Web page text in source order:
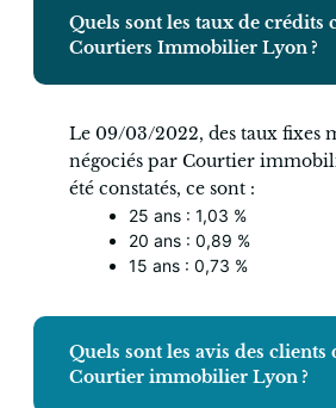
Quels sont les taux de crédits
Courtiers Immobilier Lyon ?
Le 09/03/2022, des taux fixes
négociés par Courtier
été constatés, ce sont :
25 ans : 1,03 %
20 ans : 0,89 %
15 ans : 0,73 %
Quels sont les avis des clients
Courtier immobilier Lyon ?